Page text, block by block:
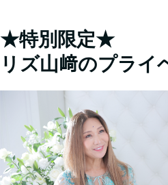
★特別限定★
リズ山﨑のプライ